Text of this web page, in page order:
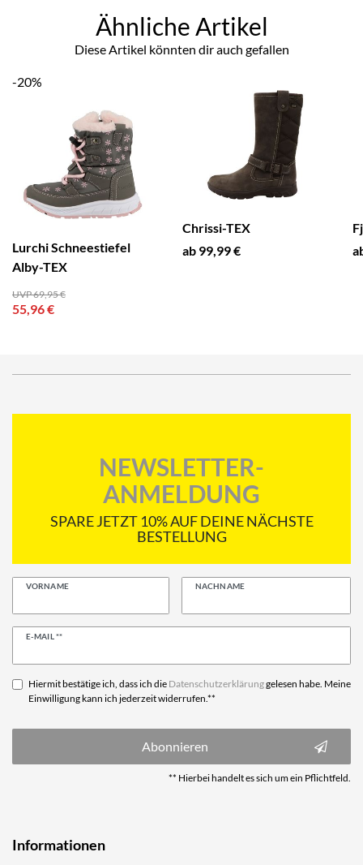
Ähnliche Artikel
Diese Artikel könnten dir auch gefallen
-20%
Lurchi Schneestiefel
Alby-TEX
UVP 69,95 €
55,96 €
Chrissi-TEX
ab 99,99 €
NEWSLETTER-
ANMELDUNG
SPARE JETZT 10% AUF DEINE NÄCHSTE
BESTELLUNG
VORNAME NACHNAME
E-MAIL **
Newsletter
Hiermit bestätige ich, dass ich die Daten­schutz­erklärunggelesen habe. Meine
Einwilligung kann ich jederzeit widerrufen.**
Abonnieren
** Hierbei handelt es sich um ein Pflichtfeld.
Informationen